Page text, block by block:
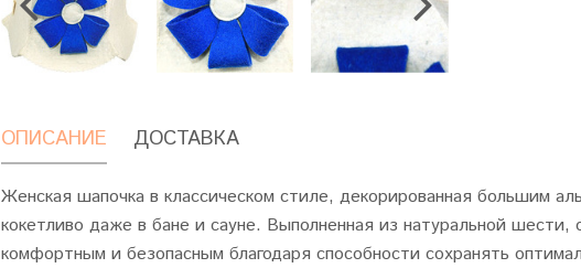
ОПИСАНИЕ ДОСТАВКА
Женская шапочка в классическом стиле, декорированная большим
кокетливо даже в бане и сауне. Выполненная из натуральной шести,
комфортным и безопасным благодаря способности сохранять